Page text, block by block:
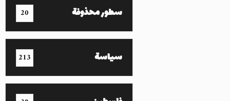
سطور محذوفة 20
سياسة 213